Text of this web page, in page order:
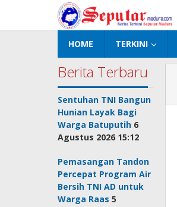
konten
HOME TERKINI
Berita Terbaru
Sentuhan TNI Bangun
Hunian Layak Bagi
Warga Batuputih 6
Agustus 2026 15:12
Pemasangan Tandon
Percepat Program Air
Bersih TNI AD untuk
Warga Raas 5